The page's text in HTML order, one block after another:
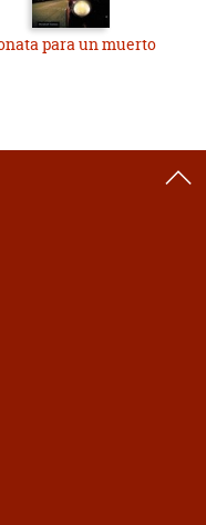
para un muerto